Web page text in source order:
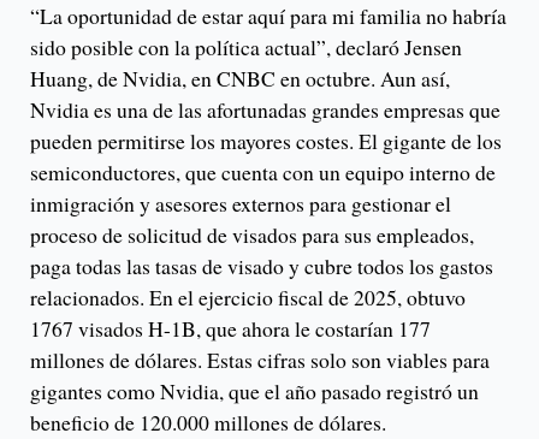
“La oportunidad de estar aquí para mi familia no habría
sido posible con la política actual”, declaró Jensen
Huang, de Nvidia, en CNBC en octubre. Aun así,
Nvidia es una de las afortunadas grandes empresas que
pueden permitirse los mayores costes. El gigante de los
semiconductores, que cuenta con un equipo interno de
inmigración y asesores externos para gestionar el
proceso de solicitud de visados ​​para sus empleados,
paga todas las tasas de visado y cubre todos los gastos
relacionados. En el ejercicio fiscal de 2025, obtuvo
1767 visados ​​H-1B, que ahora le costarían 177
millones de dólares. Estas cifras solo son viables para
gigantes como Nvidia, que el año pasado registró un
beneficio de 120.000 millones de dólares.